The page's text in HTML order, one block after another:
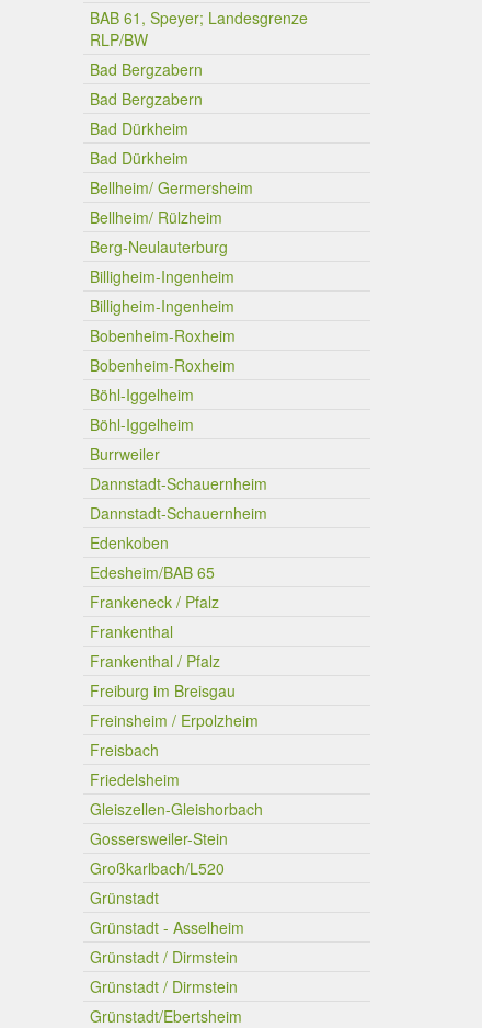
BAB 61, Speyer; Landesgrenze
RLP/BW
Bad Bergzabern
Bad Bergzabern
Bad Dürkheim
Bad Dürkheim
Bellheim/ Germersheim
Bellheim/ Rülzheim
Berg-Neulauterburg
Billigheim-Ingenheim
Billigheim-Ingenheim
Bobenheim-Roxheim
Bobenheim-Roxheim
Böhl-Iggelheim
Böhl-Iggelheim
Burrweiler
Dannstadt-Schauernheim
Dannstadt-Schauernheim
Edenkoben
Edesheim/BAB 65
Frankeneck / Pfalz
Frankenthal
Frankenthal / Pfalz
Freiburg im Breisgau
Freinsheim / Erpolzheim
Freisbach
Friedelsheim
Gleiszellen-Gleishorbach
Gossersweiler-Stein
Großkarlbach/L520
Grünstadt
Grünstadt - Asselheim
Grünstadt / Dirmstein
Grünstadt / Dirmstein
Grünstadt/Ebertsheim